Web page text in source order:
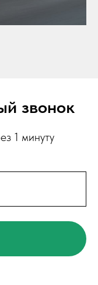
звонок
1 минуту